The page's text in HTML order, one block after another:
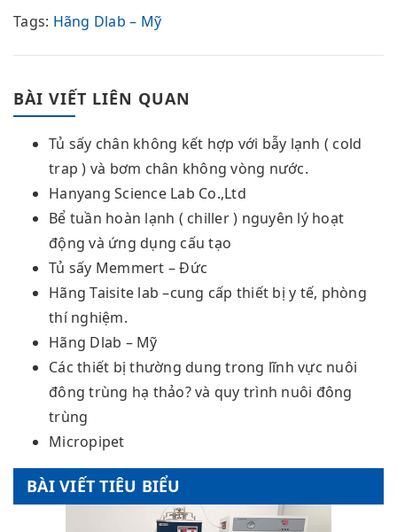
Tags: Hãng Dlab – Mỹ
BÀI VIẾT LIÊN QUAN
Tủ sấy chân không kết hợp với bẫy lạnh ( cold
trap ) và bơm chân không vòng nước.
Hanyang Science Lab Co.,Ltd
Bể tuần hoàn lạnh ( chiller ) nguyên lý hoạt
động và ứng dụng cấu tạo
Tủ sấy Memmert – Đức
Hãng Taisite lab –cung cấp thiết bị y tế, phòng
thí nghiệm.
Hãng Dlab – Mỹ
Các thiết bị thường dung trong lĩnh vực nuôi
đông trùng hạ thảo? và quy trình nuôi đông
trùng
Micropipet
BÀI VIẾT TIÊU BIỂU